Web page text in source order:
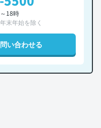
18時
末年始を除く
い合わせる